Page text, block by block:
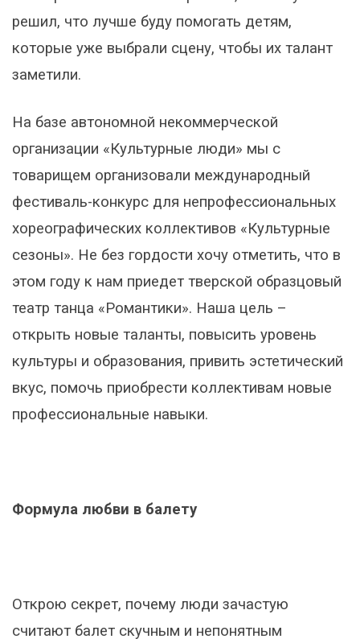
решил, что лучше буду помогать детям,
которые уже выбрали сцену, чтобы их талант
заметили.
На базе автономной некоммерческой
организации «Культурные люди» мы с
товарищем организовали международный
фестиваль-конкурс для непрофессиональных
хореографических коллективов «Культурные
сезоны». Не без гордости хочу отметить, что в
этом году к нам приедет тверской образцовый
театр танца «Романтики». Наша цель –
открыть новые таланты, повысить уровень
культуры и образования, привить эстетический
вкус, помочь приобрести коллективам новые
профессиональные навыки.
Формула любви в балету
Открою секрет, почему люди зачастую
считают балет скучным и непонятным